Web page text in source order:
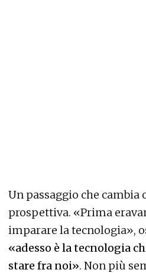
Un passaggio che
prospettiva. «Prima
imparare la tecnologia»,
«adesso è la tecnologia
stare fra noi». Non più